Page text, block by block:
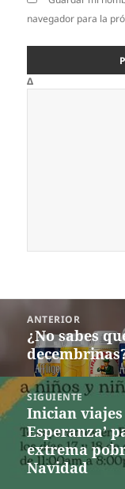
navegador para la
Δ
entradas
ANTERIOR
Entrada
anterior:
¿No sabes
SIGUIENTE
Siguiente
entrada:
Inician viajes
Esperanza’
extrema
Navidad